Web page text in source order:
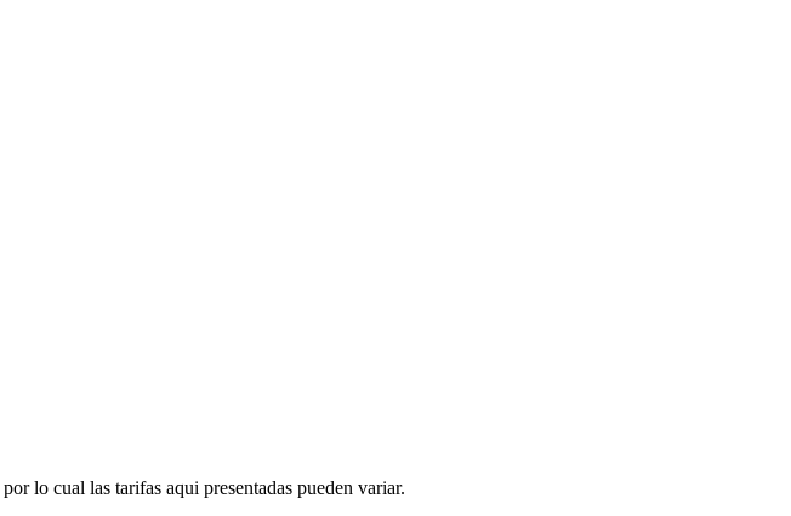
lo cual las tarifas aqui presentadas pueden variar.